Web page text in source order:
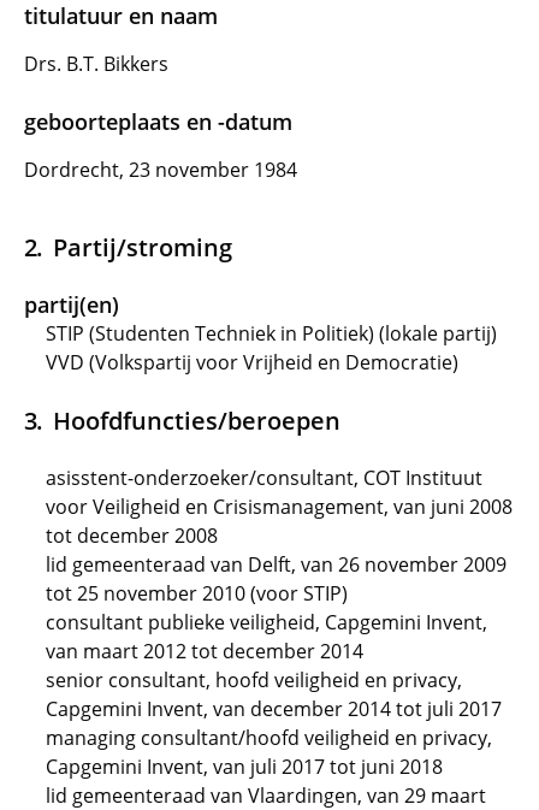
titulatuur en naam
Drs. B.T. Bikkers
geboorteplaats en -datum
Dordrecht, 23 november 1984
Partij/stroming
partij(en)
STIP (Studenten Techniek in Politiek) (lokale partij)
VVD (Volkspartij voor Vrijheid en Democratie)
Hoofdfuncties/beroepen
asisstent-onderzoeker/consultant, COT Instituut
voor Veiligheid en Crisismanagement, van juni 2008
tot december 2008
lid gemeenteraad van Delft, van 26 november 2009
tot 25 november 2010 (voor STIP)
consultant publieke veiligheid, Capgemini Invent,
van maart 2012 tot december 2014
senior consultant, hoofd veiligheid en privacy,
Capgemini Invent, van december 2014 tot juli 2017
managing consultant/hoofd veiligheid en privacy,
Capgemini Invent, van juli 2017 tot juni 2018
lid gemeenteraad van Vlaardingen, van 29 maart